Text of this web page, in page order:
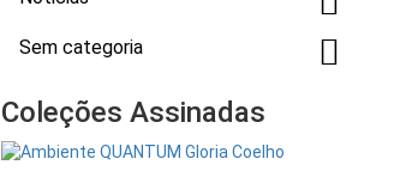
Sem categoria
Coleções Assinadas